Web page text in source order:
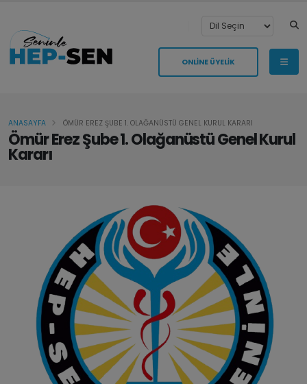
ONLİNE ÜYELİK
Ömür Erez Şube 1. Olağanüstü Genel Kurul
Kararı
ANASAYFA ÖMÜR EREZ ŞUBE 1. OLAĞANÜSTÜ GENEL KURUL KARARI